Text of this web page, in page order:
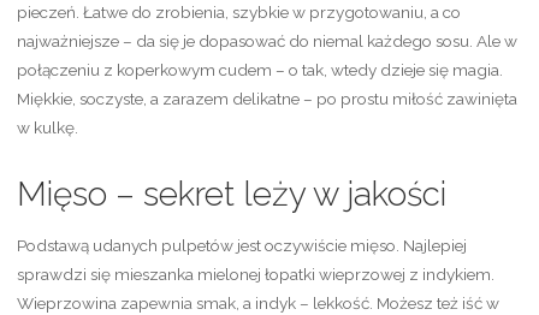
pieczeń. Łatwe do zrobienia, szybkie w przygotowaniu, a co
najważniejsze – da się je dopasować do niemal każdego sosu. Ale w
połączeniu z koperkowym cudem – o tak, wtedy dzieje się magia.
Miękkie, soczyste, a zarazem delikatne – po prostu miłość zawinięta
w kulkę.
Mięso – sekret leży w jakości
Podstawą udanych pulpetów jest oczywiście mięso. Najlepiej
sprawdzi się mieszanka mielonej łopatki wieprzowej z indykiem.
Wieprzowina zapewnia smak, a indyk – lekkość. Możesz też iść w